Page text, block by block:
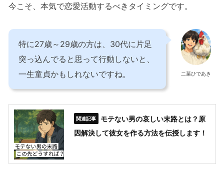
今こそ、本気で恋愛活動するべきタイミングです。
二葉ひであき
特に27歳～29歳の方は、30代に片足
突っ込んでると思って行動しないと、
一生童貞かもしれないですね。
モテない男の哀しい末路とは？原
因解決して彼女を作る方法を伝授します！